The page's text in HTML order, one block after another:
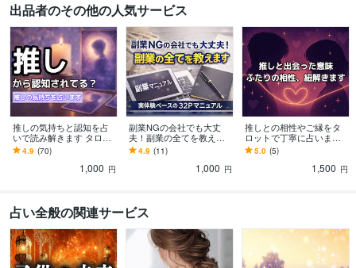
得意分野
動画編集・映像制作 動画制作
動画編集 YouTube 広告 PR動画
語学力
英語 日常会話レベル
出品者のその他の人気サービス
推しの気持ちと認知を占
いで読み解きます タロッ
トで見る、推しの本音と
距離感
4.9 (70)
1,000 円
副業NGの会社でも大丈
夫！副業の全てを教えま
す ありとあらゆる副業経
験が詰まった全32ページ
の副業マニュアル
4.9 (11)
1,000 円
推しとの相性やご縁をタ
ロットで丁寧に占います
推しとの相性やご縁がど
う育つか詳しく鑑定しま
5.0 (5)
1,500 円
占い全般の関連サービス